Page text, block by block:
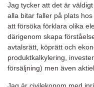
Jag tycker att det är
alla bitar faller på plats
att försöka förklara olika
därigenom skapa
avtalsrätt, köprätt och
produktkalkylering,
försäljning) men även